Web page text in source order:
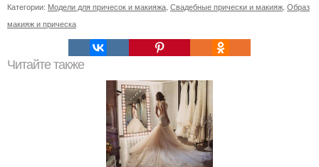
Категории: Модели для причесок и макияжа Свадебные прически и макияж Образ
макияж и прическа
Читайте также